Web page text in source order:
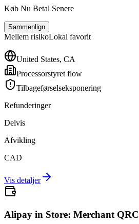
Køb Nu Betal Senere
Sammenlign
Mellem risikoLokal favorit
United States, CA
Processorstyret flow
Tilbageførselseksponering
Refunderinger
Delvis
Afvikling
CAD
Vis detaljer
Alipay in Store: Merchant QRC